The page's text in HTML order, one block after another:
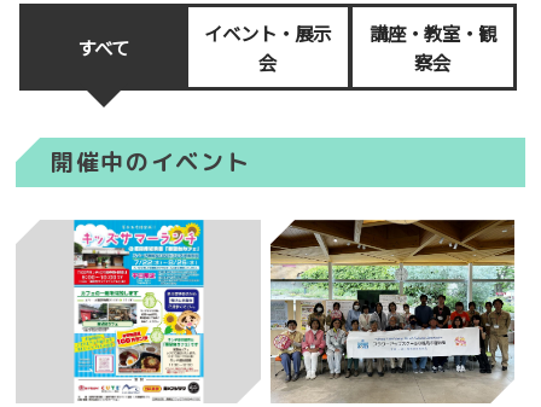
すべて
イベント・展示
会
講座・教室・観
察会
開催中のイベント